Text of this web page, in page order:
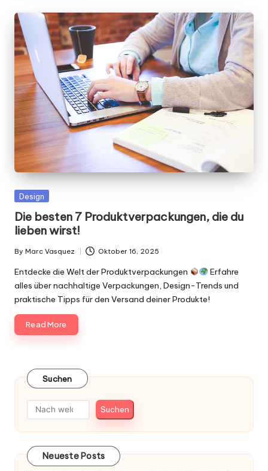
s
i
g
n
.
d
e
Posted
Design
Die besten 7 Produktverpackungen, die du
lieben wirst!
Posted
by
By Marc Vasquez Oktober 16, 2025
Entdecke die Welt der Produktverpackungen
Erfahre
alles über nachhaltige Verpackungen, Design-Trends und
praktische Tipps für den Versand deiner Produkte!
Read More
Suchen
Suchen
Neueste Posts